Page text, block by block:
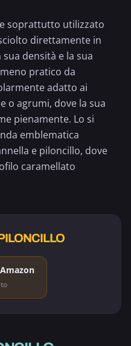
soprattutto utilizzato
direttamente in
densità e la sua
pratico da
adatto ai
o agrumi, dove la sua
pienamente. Lo si
emblematica
e piloncillo, dove
caramellato